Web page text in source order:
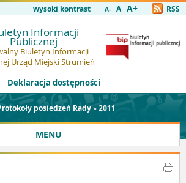
wysoki kontrast A- A A+ RSS
Informacji
Publicznej
Biuletyn Informacji
Urząd Miejski Strumień
Deklaracja dostępności
posiedzeń Rady»2011
MENU